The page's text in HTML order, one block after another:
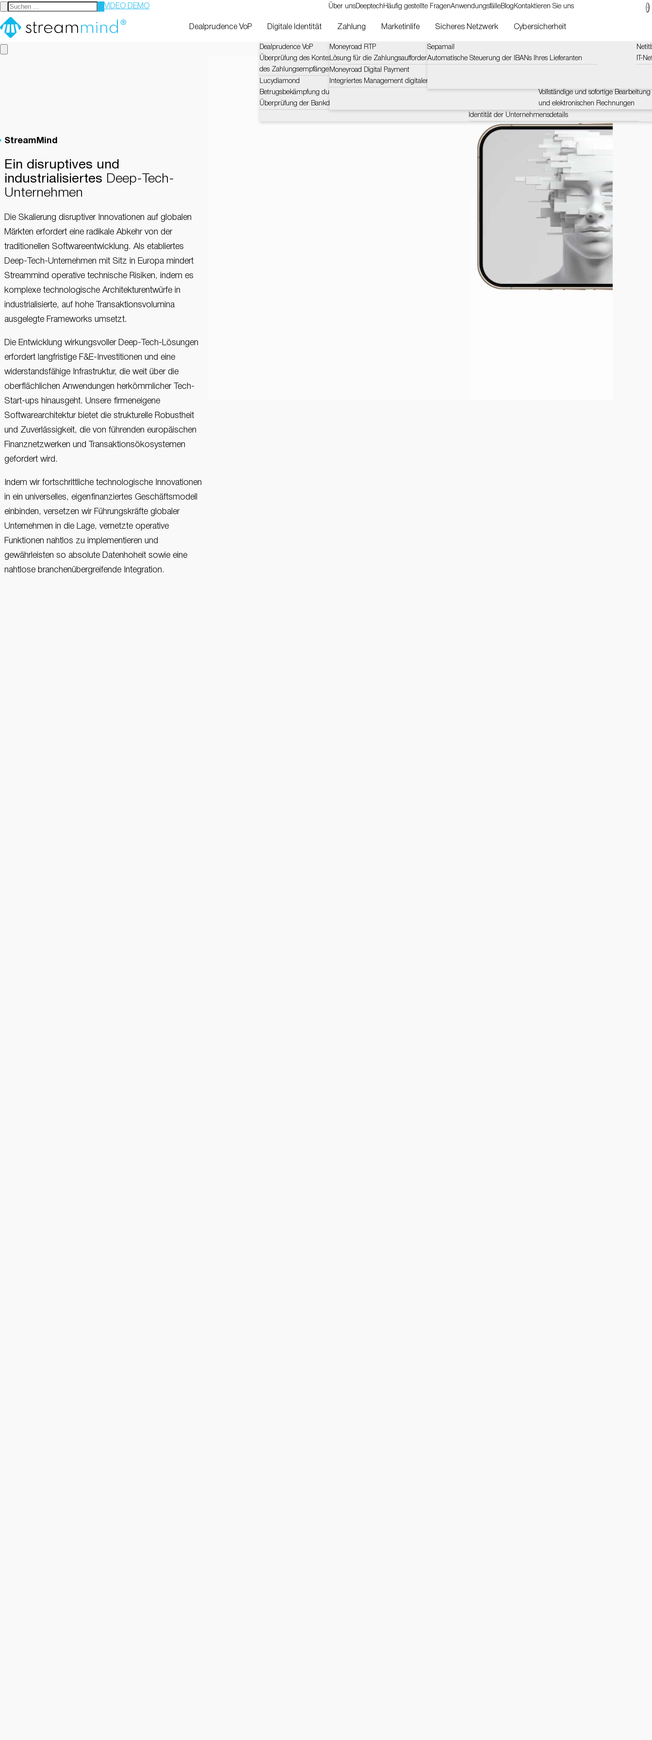
StreamMind
Dealprudence VoP Digitale Identität
Dealprudence VoP
Überprüfung des Kontexts und der Herausforderungen
des Zahlungsempfängers (VOP)
Lucydiamond
Betrugsbekämpfung durch zertifizierte und automatische
Überprüfung der Bankdaten
Steuert und sammelt Informationen über das Telefon
Identität der Unternehmensdetails
Zahlung
Moneyroad RTP
Lösung für die Zahlungsaufforderung.
Moneyroad Digital Payment
Integriertes Management digitaler Zahlungen
Instant Payment verkürzt die
Vollständige und sofortige Bearbeitung
und elektronischen Rechnungen
Marketinlife Sicheres Netzwerk
Sepamail
Automatische Steuerung der IBANs Ihres Lieferanten
IT-
Cybersicherheit
VIDEO DEMO Über unsDeeptech Häufig gestellte FragenAnwendungsfälleBlog Kontaktieren Sie uns
StreamMind
Ein disruptives und
industrialisiertes Deep-Tech-
Unternehmen
Die Skalierung disruptiver Innovationen auf globalen
Märkten erfordert eine radikale Abkehr von der
traditionellen Softwareentwicklung. Als etabliertes
Deep-Tech-Unternehmen mit Sitz in Europa mindert
Streammind operative technische Risiken, indem es
komplexe technologische Architekturentwürfe in
industrialisierte, auf hohe Transaktionsvolumina
ausgelegte Frameworks umsetzt.
Die Entwicklung wirkungsvoller Deep-Tech-Lösungen
erfordert langfristige F&E-Investitionen und eine
widerstandsfähige Infrastruktur, die weit über die
oberflächlichen Anwendungen herkömmlicher Tech-
Start-ups hinausgeht. Unsere firmeneigene
Softwarearchitektur bietet die strukturelle Robustheit
und Zuverlässigkeit, die von führenden europäischen
Finanznetzwerken und Transaktionsökosystemen
gefordert wird.
Indem wir fortschrittliche technologische Innovationen
in ein universelles, eigenfinanziertes Geschäftsmodell
einbinden, versetzen wir Führungskräfte globaler
Unternehmen in die Lage, vernetzte operative
Funktionen nahtlos zu implementieren und
gewährleisten so absolute Datenhoheit sowie eine
nahtlose branchenübergreifende Integration.